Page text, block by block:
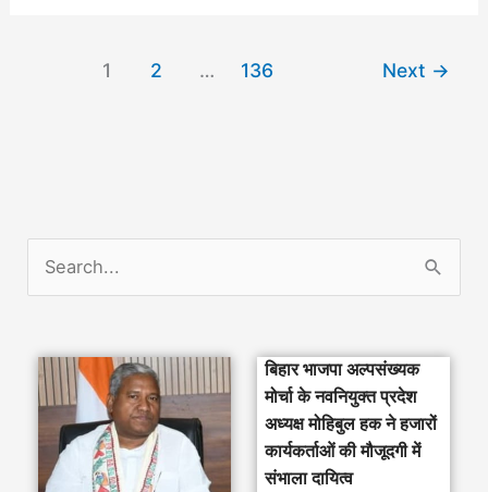
1 2 … 136 Next →
बिहार भाजपा अल्पसंख्यक
मोर्चा के नवनियुक्त प्रदेश
अध्यक्ष मोहिबुल हक ने हजारों
कार्यकर्ताओं की मौजूदगी में
संभाला दायित्व